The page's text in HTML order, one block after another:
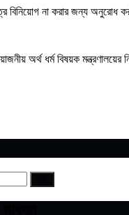
বিনিয়োগ না করার জন্য অনুরোধ
অর্থ ধর্ম বিষয়ক